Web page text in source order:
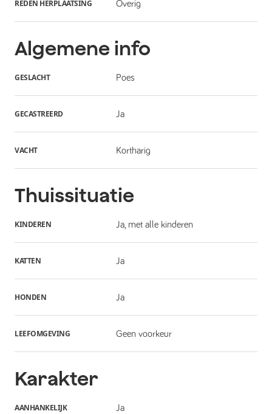
REDEN HERPLAATSING Overig
Algemene info
GESLACHT Poes
GECASTREERD Ja
VACHT Kortharig
Thuissituatie
KINDEREN Ja, met alle kinderen
KATTEN Ja
HONDEN Ja
LEEFOMGEVING Geen voorkeur
Karakter
AANHANKELIJK Ja